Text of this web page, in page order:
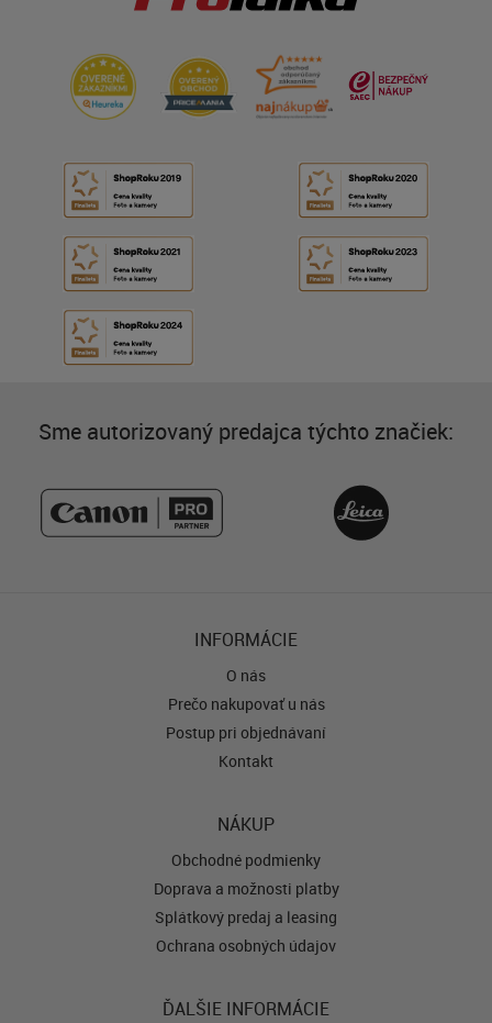
Sme autorizovaný predajca týchto značiek:
INFORMÁCIE
O nás
Prečo nakupovať u nás
Postup pri objednávaní
Kontakt
NÁKUP
Obchodné podmienky
Doprava a možnosti platby
Splátkový predaj a leasing
Ochrana osobných údajov
ĎALŠIE INFORMÁCIE